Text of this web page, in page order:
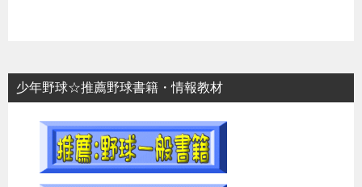
少年野球☆推薦野球書籍・情報教材